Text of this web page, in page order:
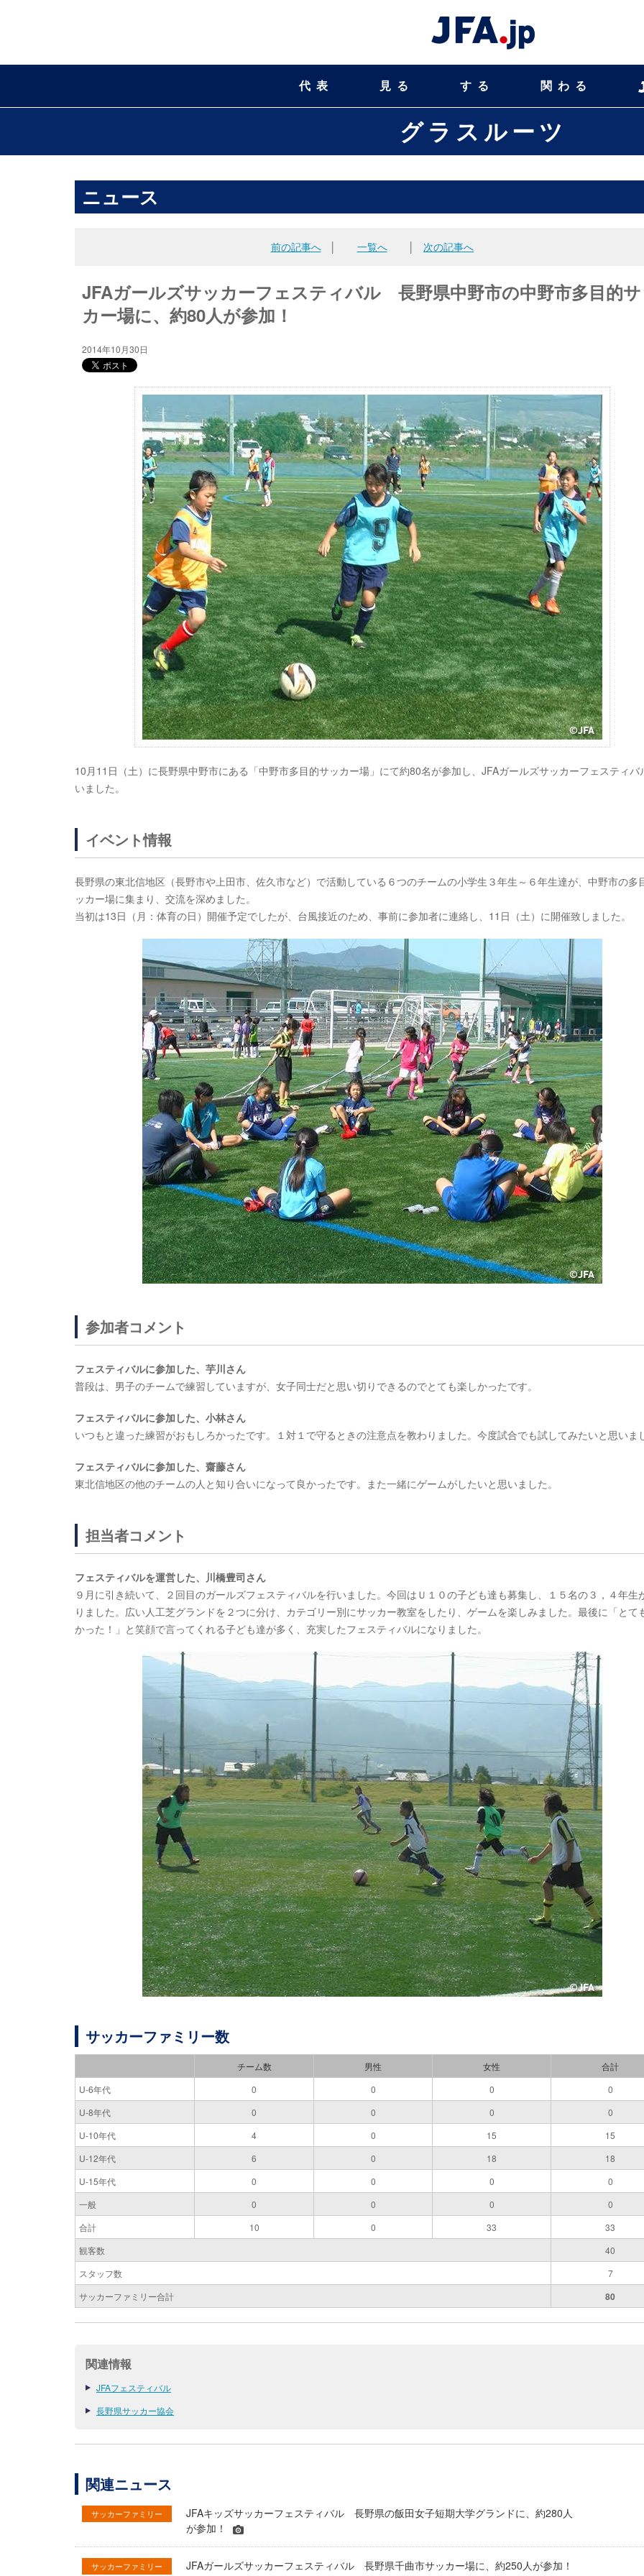
代表 見る する 関わる
グラスルーツ
ニュース
前の記事へ│ 一覧へ 次の記事へ
JFAガールズサッカーフェスティバル 長野県中野市の中野市多目的
カー場に、約80人が参加！
2014年10月30日
10月11日（土）に長野県中野市にある「中野市多目的サッカー場」にて約80名が参加し、JFAガールズサッカーフェスティバ
いました。
イベント情報
長野県の東北信地区（長野市や上田市、佐久市など）で活動している６つのチームの小学生３年生～６年生達が、中野市の多
ッカー場に集まり、交流を深めました。
当初は13日（月：体育の日）開催予定でしたが、台風接近のため、事前に参加者に連絡し、11日（土）に開催致しました。
参加者コメント
フェスティバルに参加した、芋川さん
普段は、男子のチームで練習していますが、女子同士だと思い切りできるのでとても楽しかったです。
フェスティバルに参加した、小林さん
いつもと違った練習がおもしろかったです。１対１で守るときの注意点を教わりました。今度試合でも試してみたいと思いま
フェスティバルに参加した、齋藤さん
東北信地区の他のチームの人と知り合いになって良かったです。また一緒にゲームがしたいと思いました。
担当者コメント
フェスティバルを運営した、川橋豊司さん
９月に引き続いて、２回目のガールズフェスティバルを行いました。今回はＵ１０の子ども達も募集し、１５名の３，４年生
りました。広い人工芝グランドを２つに分け、カテゴリー別にサッカー教室をしたり、ゲームを楽しみました。最後に「とて
かった！」と笑顔で言ってくれる子ども達が多く、充実したフェスティバルになりました。
サッカーファミリー数
チーム数 男性 女性
合計
U-6年代
0 0 0
0
U-8年代
0 0 0
0
U-10年代
4 0 15
15
U-12年代
6 0 18
18
U-15年代
0 0 0
0
一般
0 0 0
0
合計
10 0 33
33
観客数
40
スタッフ数
7
サッカーファミリー合計
80
関連情報
JFAフェスティバル
長野県サッカー協会
関連ニュース
サッカーファミリー
JFAキッズサッカーフェスティバル 長野県の飯田女子短期大学グランドに、約280人
が参加！
サッカーファミリー JFAガールズサッカーフェスティバル 長野県千曲市サッカー場に、約250人が参加！